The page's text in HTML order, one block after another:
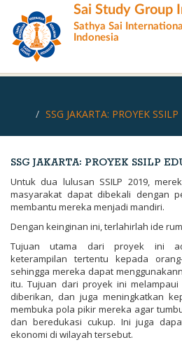
main
content
Sai Study Group
Sathya Sai
Indonesia
SSG JAKARTA: PROYEK
SSG JAKARTA: PROYEK SSILP
Untuk dua lulusan SSILP 2019,
masyarakat dapat dibekali dengan
membantu mereka menjadi mandiri.
Dengan keinginan ini, terlahirlah ide
Tujuan utama dari proyek ini
keterampilan tertentu kepada
sehingga mereka dapat
itu. Tujuan dari proyek ini
diberikan, dan juga meningkatkan
membuka pola pikir mereka agar
dan beredukasi cukup. Ini juga
ekonomi di wilayah tersebut.